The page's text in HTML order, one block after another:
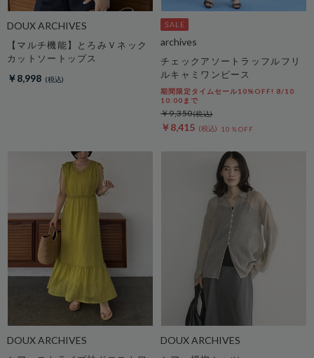
DOUX ARCHIVES
【マルチ機能】とろみＶネック
カットソートップス
￥8,998
archives
チェックアソートラッフルフリ
ルキャミワンピース
期間限定タイムセール10%OFF! 8/10
10:00まで
￥9,350
￥8,415 10％OFF
DOUX ARCHIVES DOUX ARCHIVES